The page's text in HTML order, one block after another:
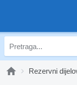
Rezervni